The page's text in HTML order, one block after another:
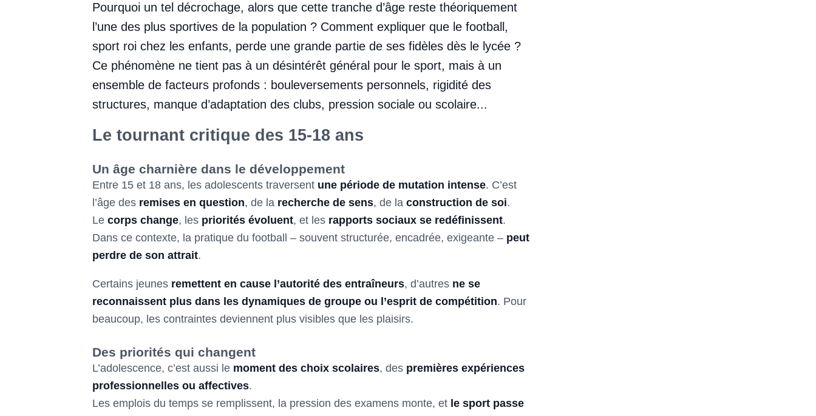
Pourquoi un tel décrochage, alors que cette tranche d’âge reste théoriquement
l’une des plus sportives de la population ? Comment expliquer que le football,
sport roi chez les enfants, perde une grande partie de ses fidèles dès le lycée ?
Ce phénomène ne tient pas à un désintérêt général pour le sport, mais à un
ensemble de facteurs profonds : bouleversements personnels, rigidité des
structures, manque d’adaptation des clubs, pression sociale ou scolaire...
Le tournant critique des 15-18 ans
Un âge charnière dans le développement
Entre 15 et 18 ans, les adolescents traversent une période de mutation intense. C’est
l’âge des remises en question, de la recherche de sens, de la construction de soi.
Le corps change, les priorités évoluent, et les rapports sociaux se redéfinissent.
Dans ce contexte, la pratique du football – souvent structurée, encadrée, exigeante – peut
perdre de son attrait.
Certains jeunes remettent en cause l’autorité des entraîneurs, d’autres ne se
reconnaissent plus dans les dynamiques de groupe ou l’esprit de compétition. Pour
beaucoup, les contraintes deviennent plus visibles que les plaisirs.
Des priorités qui changent
L’adolescence, c’est aussi le moment des choix scolaires, des premières expériences
professionnelles ou affectives.
Les emplois du temps se remplissent, la pression des examens monte, et le sport passe